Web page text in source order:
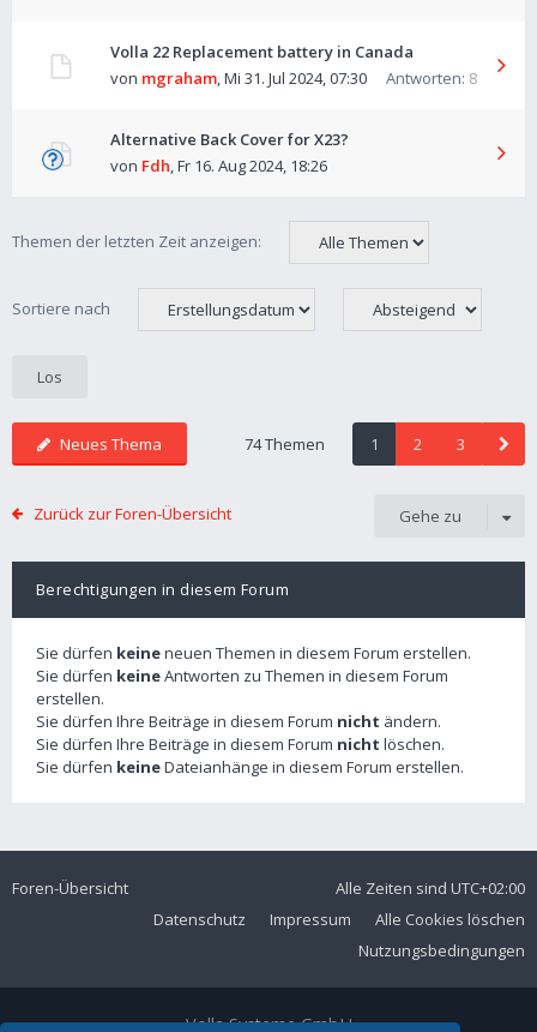
Volla 22 Replacement battery in Canada
Antworten: 8
von mgraham,Mi 31. Jul 2024, 07:30
Alternative Back Cover for X23?
von Fdh,Fr 16. Aug 2024, 18:26
Themen der letzten Zeit anzeigen:
Sortiere nach
Neues Thema 74 Themen 1 2 3
Zurück zur Foren-Übersicht Gehe zu
Berechtigungen in diesem Forum
Sie dürfen keineneuen Themen in diesem Forum erstellen.
Sie dürfen keineAntworten zu Themen in diesem Forum
erstellen.
Sie dürfen Ihre Beiträge in diesem Forum nicht ändern.
Sie dürfen Ihre Beiträge in diesem Forum nicht löschen.
Sie dürfen keineDateianhänge in diesem Forum erstellen.
Foren-Übersicht Alle Zeiten sind UTC+02:00
Alle Cookies löschen
Impressum
Datenschutz
Nutzungsbedingungen
Volla Systeme GmbH